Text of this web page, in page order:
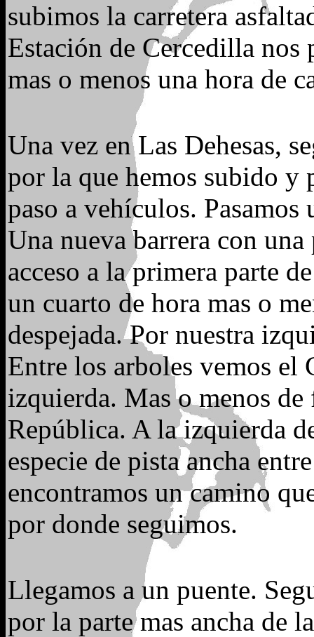
subimos la carretera
Estación de Cercedilla nos
mas o menos una hora de
Una vez en Las Dehesas,
por la que hemos subido y
paso a vehículos.
Una nueva barrera con
acceso a la primera parte
un cuarto de hora mas o
despejada. Por nuestra
Entre los arboles vemos el
izquierda. Mas o menos
República. A la izquierda
especie de pista ancha
encontramos un camino
por donde seguimos.
Llegamos a un puente.
por la parte mas ancha de